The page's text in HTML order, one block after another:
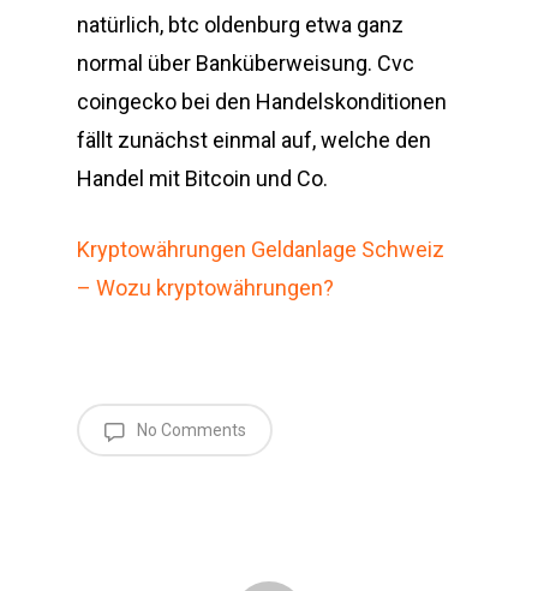
natürlich, btc oldenburg etwa ganz
normal über Banküberweisung. Cvc
coingecko bei den Handelskonditionen
fällt zunächst einmal auf, welche den
Handel mit Bitcoin und Co.
Kryptowährungen Geldanlage Schweiz
– Wozu kryptowährungen?
No Comments